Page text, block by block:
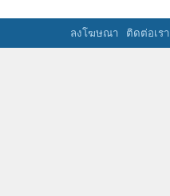
ลงโฆษณา ติดต่อเรา